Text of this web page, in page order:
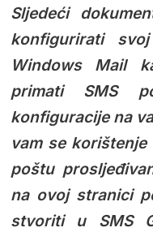
Sljedeći
konfigurirati
Windows Mail
primati SMS
konfiguracije na
vam se
poštu
na ovoj stranici
stvoriti u SMS